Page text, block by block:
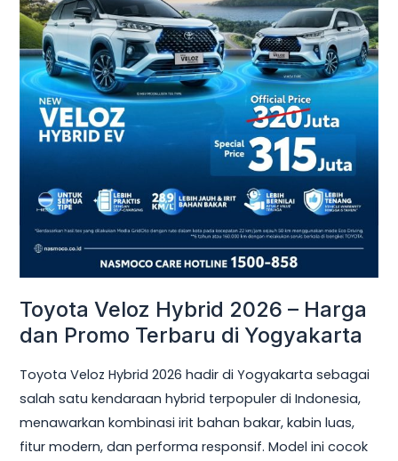
Toyota Veloz Hybrid 2026 – Harga
dan Promo Terbaru di Yogyakarta
Toyota Veloz Hybrid 2026 hadir di Yogyakarta sebagai
salah satu kendaraan hybrid terpopuler di Indonesia,
menawarkan kombinasi irit bahan bakar, kabin luas,
fitur modern, dan performa responsif. Model ini cocok
Promo
Terbaru
di
Yogyakarta